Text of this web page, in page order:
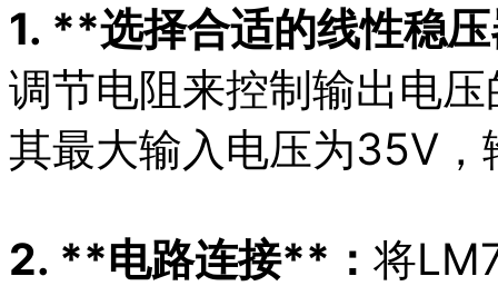
1. **选择合适的线性稳
调节电阻来控制输出电
其最大输入电压为35V
2. **电路连接**： 将